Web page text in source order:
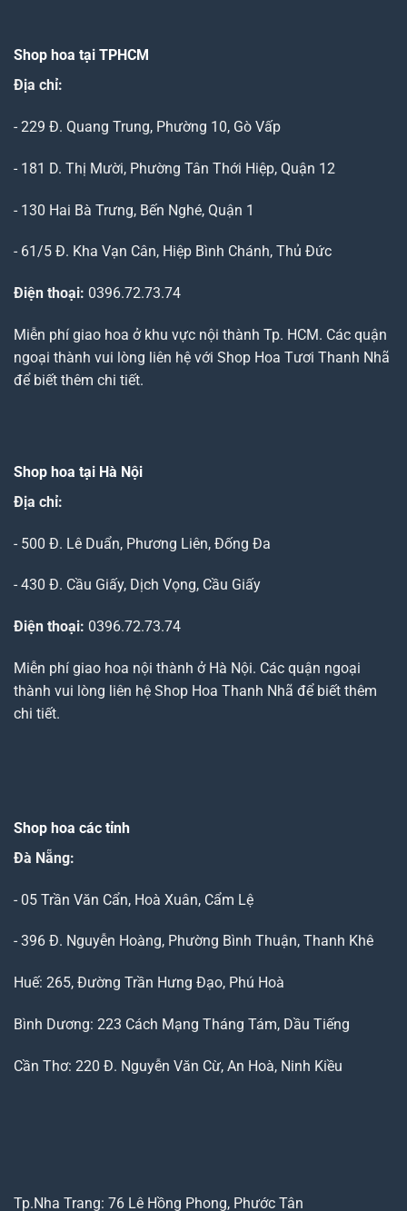
Shop hoa tại TPHCM
Địa chỉ:
- 229 Đ. Quang Trung, Phường 10, Gò Vấp
- 181 D. Thị Mười, Phường Tân Thới Hiệp, Quận 12
- 130 Hai Bà Trưng, Bến Nghé, Quận 1
- 61/5 Đ. Kha Vạn Cân, Hiệp Bình Chánh, Thủ Đức
Điện thoại: 0396.72.73.74
Miễn phí giao hoa ở khu vực nội thành Tp. HCM. Các quận
ngoại thành vui lòng liên hệ với Shop Hoa Tươi Thanh Nhã
để biết thêm chi tiết.
Shop hoa tại Hà Nội
Địa chỉ:
- 500 Đ. Lê Duẩn, Phương Liên, Đống Đa
- 430 Đ. Cầu Giấy, Dịch Vọng, Cầu Giấy
Điện thoại: 0396.72.73.74
Miễn phí giao hoa nội thành ở Hà Nội. Các quận ngoại
thành vui lòng liên hệ Shop Hoa Thanh Nhã để biết thêm
chi tiết.
Shop hoa các tỉnh
Đà Nẵng:
- 05 Trần Văn Cẩn, Hoà Xuân, Cẩm Lệ
- 396 Đ. Nguyễn Hoàng, Phường Bình Thuận, Thanh Khê
Huế: 265, Đường Trần Hưng Đạo, Phú Hoà
Bình Dương: 223 Cách Mạng Tháng Tám, Dầu Tiếng
Cần Thơ: 220 Đ. Nguyễn Văn Cừ, An Hoà, Ninh Kiều
Tp.Nha Trang: 76 Lê Hồng Phong, Phước Tân